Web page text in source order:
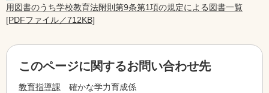
用図書のうち学校教育法附則第9条第1項の規定による図書一覧
[PDFファイル／712KB]
このページに関するお問い合わせ先
教育指導課
確かな学力育成係